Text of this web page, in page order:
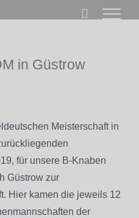
in Güstrow
Meisterschaft in
für unsere B-Knaben
Güstrow zur
Hier kamen die jeweils 12
der